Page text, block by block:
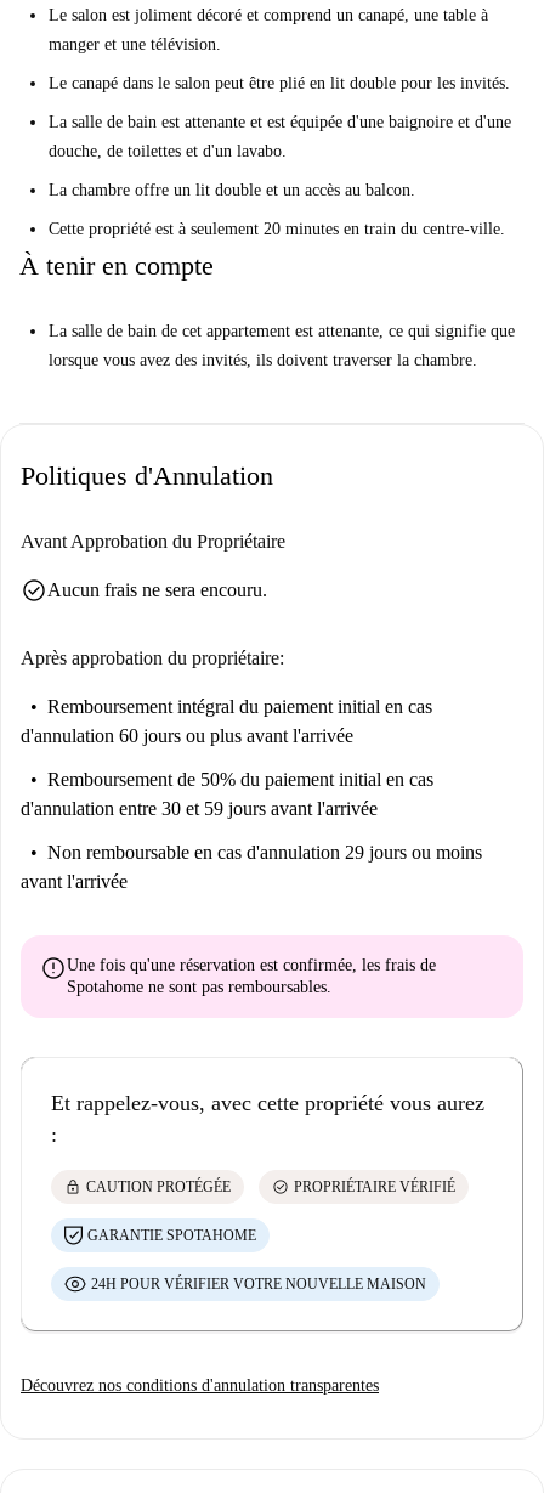
Le salon est joliment décoré et comprend un canapé, une table à
manger et une télévision.
Le canapé dans le salon peut être plié en lit double pour les invités.
La salle de bain est attenante et est équipée d'une baignoire et d'une
douche, de toilettes et d'un lavabo.
La chambre offre un lit double et un accès au balcon.
Cette propriété est à seulement 20 minutes en train du centre-ville.
À tenir en compte
La salle de bain de cet appartement est attenante, ce qui signifie que
lorsque vous avez des invités, ils doivent traverser la chambre.
Politiques d'Annulation
Avant Approbation du Propriétaire
check_circleAucun frais ne sera encouru.
Après approbation du propriétaire:
Remboursement intégral du paiement initial en cas
d'annulation 60 jours ou plus avant l'arrivée
Remboursement de 50% du paiement initial en cas
d'annulation entre 30 et 59 jours avant l'arrivée
Non remboursable en cas d'annulation 29 jours ou moins
avant l'arrivée
errorUne fois qu'une réservation est confirmée, les frais de
Spotahome ne sont pas remboursables.
Et rappelez-vous, avec cette propriété vous aurez
:
lock CAUTION PROTÉGÉE check_circle PROPRIÉTAIRE VÉRIFIÉ
GARANTIE SPOTAHOME
24H POUR VÉRIFIER VOTRE NOUVELLE MAISON
Découvrez nos conditions d'annulation transparentes